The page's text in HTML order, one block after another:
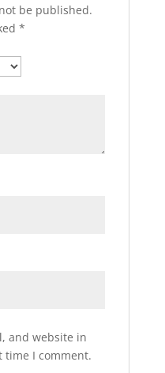
be published.
*
and website in
I comment.